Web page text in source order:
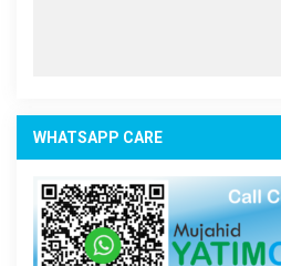
WHATSAPP CARE